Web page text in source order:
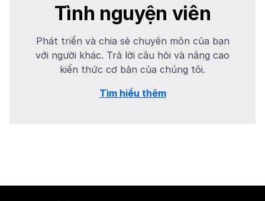
Tình nguyện viên
Phát triển và chia sẻ chuyên môn của bạn
với người khác. Trả lời câu hỏi và nâng cao
kiến thức cơ bản của chúng tôi.
Tìm hiểu thêm